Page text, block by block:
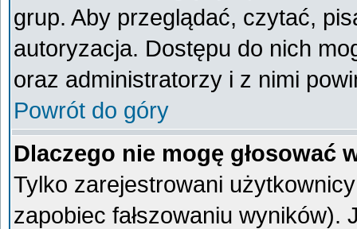
grup. Aby przeglądać, czytać,
autoryzacja. Dostępu do nich
oraz administratorzy i z nimi
Powrót do góry
Dlaczego nie mogę głosować
Tylko zarejestrowani
zapobiec fałszowaniu wyników).